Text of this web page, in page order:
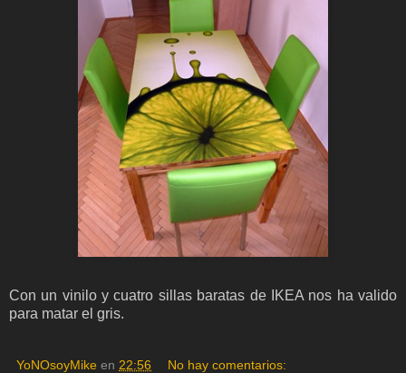
Con un vinilo y cuatro sillas baratas de IKEA nos ha valido
para matar el gris.
YoNOsoyMike en 22:56 No hay comentarios: